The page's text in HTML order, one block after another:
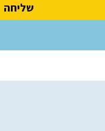
שליחה